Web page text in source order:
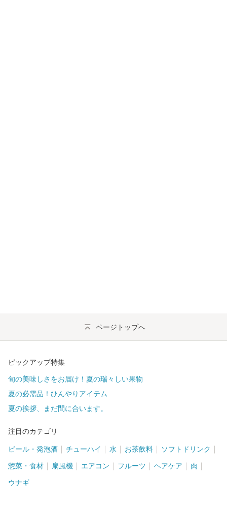
ページトップへ
ピックアップ特集
旬の美味しさをお届け！夏の瑞々しい果物
夏の必需品！ひんやりアイテム
夏の挨拶、まだ間に合います。
注目のカテゴリ
ビール・発泡酒 チューハイ 水 お茶飲料 ソフトドリンク
惣菜・食材 扇風機 エアコン フルーツ ヘアケア 肉
ウナギ